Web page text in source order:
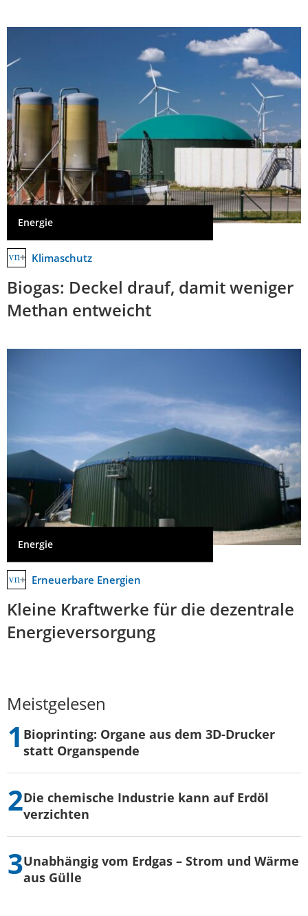
Energie
Klimaschutz
Biogas: Deckel drauf, damit weniger
Methan entweicht
Energie
Erneuerbare Energien
Kleine Kraftwerke für die dezentrale
Energieversorgung
Meistgelesen
Bioprinting: Organe aus dem 3D-Drucker
statt Organspende
Die chemische Industrie kann auf Erdöl
verzichten
Unabhängig vom Erdgas – Strom und Wärme
aus Gülle